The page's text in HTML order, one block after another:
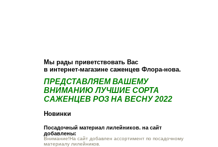
Мы рады приветствовать Вас
в интернет-магазине саженцев Флора-нова.
ПРЕДСТАВЛЯЕМ ВАШЕМУ
ВНИМАНИЮ ЛУЧШИЕ СОРТА
САЖЕНЦЕВ РОЗ НА ВЕСНУ 2022
Новинки
Посадочный материал лилейников. на сайт
добавлены:
Внимание!На сайт добавлен ассортимент по посадочному
материалу лилейников.